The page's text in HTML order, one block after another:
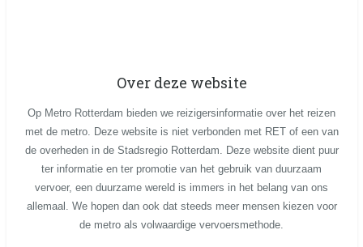
Over deze website
Op Metro Rotterdam bieden we reizigersinformatie over het reizen
met de metro. Deze website is niet verbonden met RET of een van
de overheden in de Stadsregio Rotterdam. Deze website dient puur
ter informatie en ter promotie van het gebruik van duurzaam
vervoer, een duurzame wereld is immers in het belang van ons
allemaal. We hopen dan ook dat steeds meer mensen kiezen voor
de metro als volwaardige vervoersmethode.